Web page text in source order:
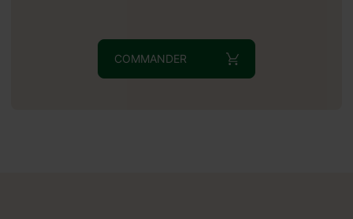
COMMANDER